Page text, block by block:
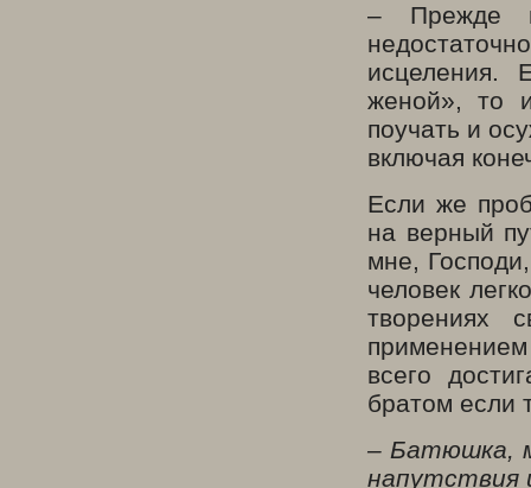
– Прежде
исцеления.
женой», то
поучать и
включая
Если же
на верный
мне,
человек
творениях
всего
братом если
– Батюшка,
напутствия